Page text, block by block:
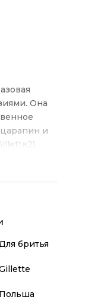
Она
и
имеет 3
а
волоски к
кожи,
бритья
Польша